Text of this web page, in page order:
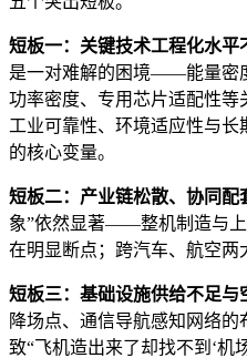
短板一：关键技术工程化水平
是一对难解的困境——能量密
功率密度、专用芯片适配性
工业可靠性、环境适应性与长
的核心变量。
短板二：产业链松散、协同配
象”依然显著——整机制造与
在明显断点；跨汽车、航空两
短板三：基础设施供给不足与
降场点、通信导航感知网络
致“飞机造出来了却找不到‘机